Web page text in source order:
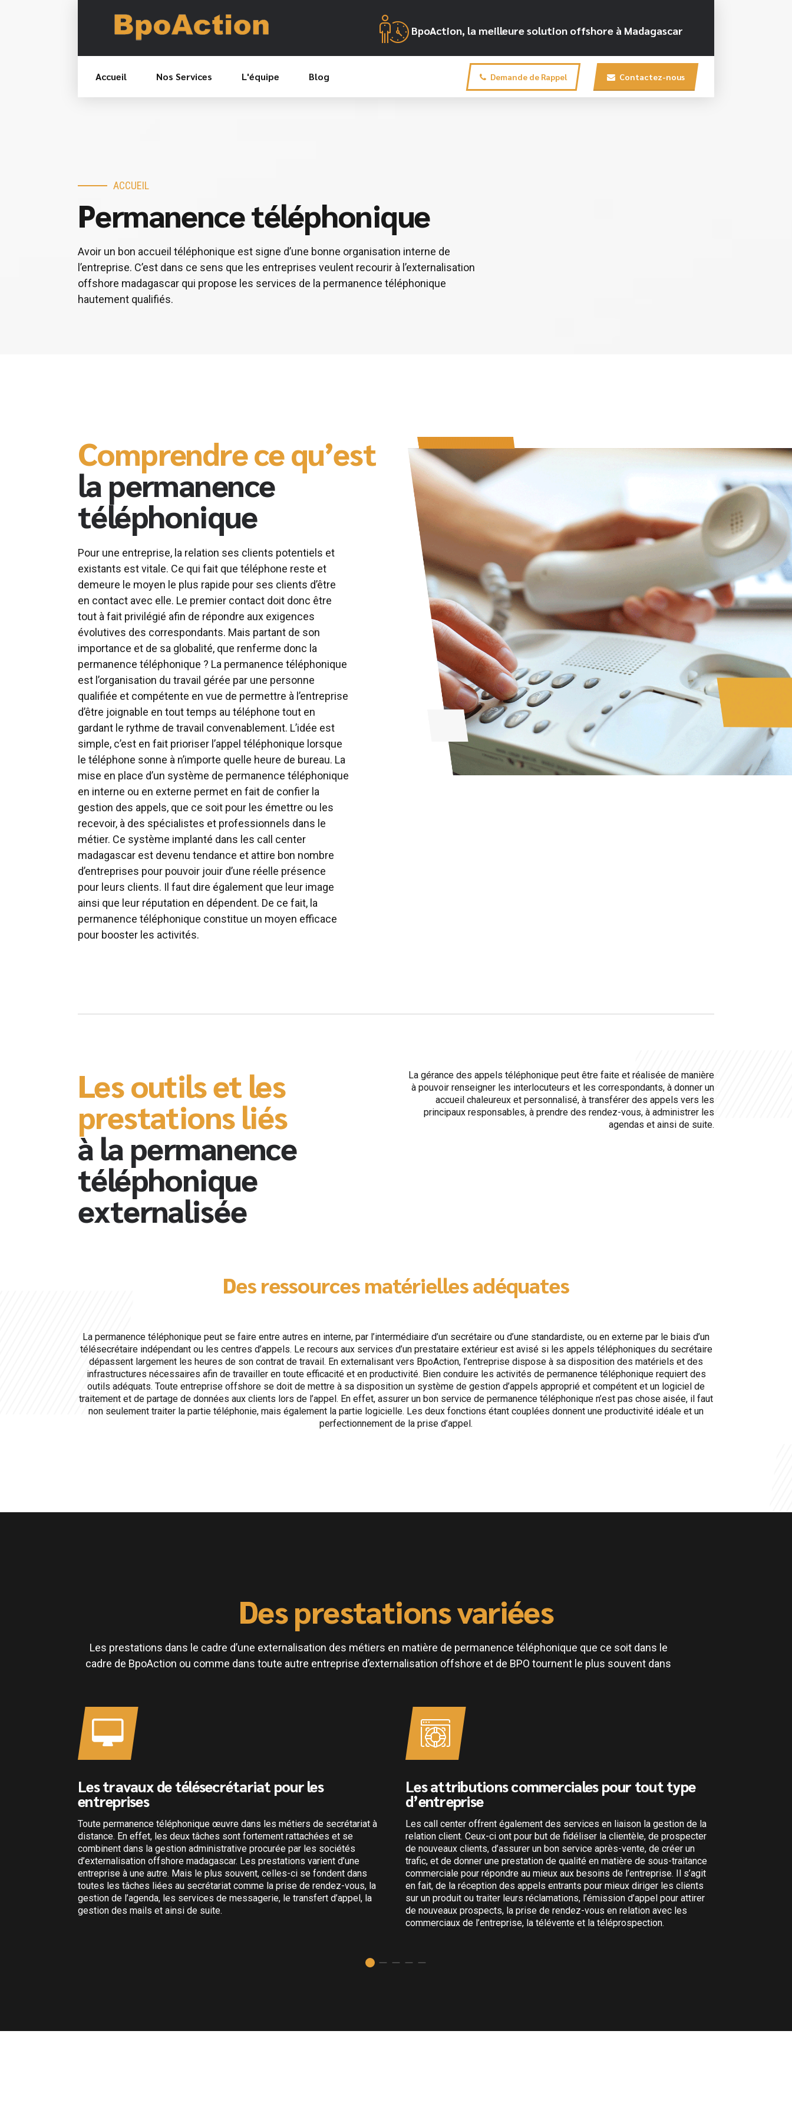
BpoAction, la meilleure solution offshore à Madagascar
Demande de Rappel Contactez-nous
Accueil Nos Services L'équipe Blog
ACCUEIL
Permanence téléphonique
Avoir un bon accueil téléphonique est signe d’une bonne organisation interne de
l’entreprise. C’est dans ce sens que les entreprises veulent recourir à l’externalisation
offshore madagascar qui propose les services de la permanence téléphonique
hautement qualifiés.
Comprendre ce qu’est
la permanence
téléphonique
Pour une entreprise, la relation ses clients potentiels et
existants est vitale. Ce qui fait que téléphone reste et
demeure le moyen le plus rapide pour ses clients d’être
en contact avec elle. Le premier contact doit donc être
tout à fait privilégié afin de répondre aux exigences
évolutives des correspondants. Mais partant de son
importance et de sa globalité, que renferme donc la
permanence téléphonique ? La permanence téléphonique
est l’organisation du travail gérée par une personne
qualifiée et compétente en vue de permettre à l’entreprise
d’être joignable en tout temps au téléphone tout en
gardant le rythme de travail convenablement. L’idée est
simple, c’est en fait prioriser l’appel téléphonique lorsque
le téléphone sonne à n’importe quelle heure de bureau. La
mise en place d’un système de permanence téléphonique
en interne ou en externe permet en fait de confier la
gestion des appels, que ce soit pour les émettre ou les
recevoir, à des spécialistes et professionnels dans le
métier. Ce système implanté dans les call center
madagascar est devenu tendance et attire bon nombre
d’entreprises pour pouvoir jouir d’une réelle présence
pour leurs clients. Il faut dire également que leur image
ainsi que leur réputation en dépendent. De ce fait, la
permanence téléphonique constitue un moyen efficace
pour booster les activités.
Les outils et les
prestations liés
à la permanence
téléphonique
externalisée
La gérance des appels téléphonique peut être faite et réalisée de manière
à pouvoir renseigner les interlocuteurs et les correspondants, à donner un
accueil chaleureux et personnalisé, à transférer des appels vers les
principaux responsables, à prendre des rendez-vous, à administrer les
agendas et ainsi de suite.
Des ressources matérielles adéquates
La permanence téléphonique peut se faire entre autres en interne, par l’intermédiaire d’un secrétaire ou d’une standardiste, ou en externe par le biais d’un
télésecrétaire indépendant ou les centres d’appels. Le recours aux services d’un prestataire extérieur est avisé si les appels téléphoniques du secrétaire
dépassent largement les heures de son contrat de travail. En externalisant vers BpoAction, l’entreprise dispose à sa disposition des matériels et des
infrastructures nécessaires afin de travailler en toute efficacité et en productivité. Bien conduire les activités de permanence téléphonique requiert des
outils adéquats. Toute entreprise offshore se doit de mettre à sa disposition un système de gestion d’appels approprié et compétent et un logiciel de
traitement et de partage de données aux clients lors de l’appel. En effet, assurer un bon service de permanence téléphonique n’est pas chose aisée, il faut
non seulement traiter la partie téléphonie, mais également la partie logicielle. Les deux fonctions étant couplées donnent une productivité idéale et un
perfectionnement de la prise d’appel.
Des prestations variées
Les prestations dans le cadre d’une externalisation des métiers en matière de permanence téléphonique que ce soit dans le
cadre de BpoAction ou comme dans toute autre entreprise d’externalisation offshore et de BPO tournent le plus souvent dans
Les travaux de télésecrétariat pour les
entreprises
Toute permanence téléphonique œuvre dans les métiers de secrétariat à
distance. En effet, les deux tâches sont fortement rattachées et se
combinent dans la gestion administrative procurée par les sociétés
d’externalisation offshore madagascar. Les prestations varient d’une
entreprise à une autre. Mais le plus souvent, celles-ci se fondent dans
toutes les tâches liées au secrétariat comme la prise de rendez-vous, la
gestion de l’agenda, les services de messagerie, le transfert d’appel, la
gestion des mails et ainsi de suite.
Les attributions commerciales pour tout type
d’entreprise
Les call center offrent également des services en liaison la gestion de la
relation client. Ceux-ci ont pour but de fidéliser la clientèle, de prospecter
de nouveaux clients, d’assurer un bon service après-vente, de créer un
trafic, et de donner une prestation de qualité en matière de sous-traitance
commerciale pour répondre au mieux aux besoins de l’entreprise. Il s’agit
en fait, de la réception des appels entrants pour mieux diriger les clients
sur un produit ou traiter leurs réclamations, l’émission d’appel pour attirer
de nouveaux prospects, la prise de rendez-vous en relation avec les
commerciaux de l’entreprise, la télévente et la téléprospection.